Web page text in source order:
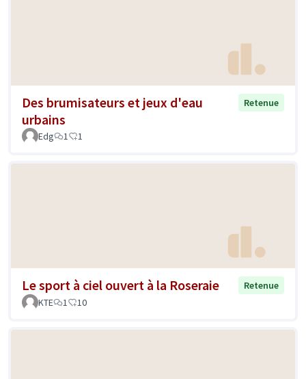
Des brumisateurs et jeux d'eau
urbains
Retenue
Edg 1 1
Le sport à ciel ouvert à la Roseraie
Retenue
KTE
1 10